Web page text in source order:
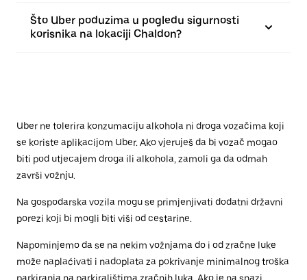
Što Uber poduzima u pogledu sigurnosti
korisnika na lokaciji Chaldon?
Uber ne tolerira konzumaciju alkohola ni droga vozačima koji
se koriste aplikacijom Uber. Ako vjeruješ da bi vozač mogao
biti pod utjecajem droga ili alkohola, zamoli ga da odmah
završi vožnju.
Na gospodarska vozila mogu se primjenjivati dodatni državni
porezi koji bi mogli biti viši od cestarine.
Napominjemo da se na nekim vožnjama do i od zračne luke
može naplaćivati i nadoplata za pokrivanje minimalnog troška